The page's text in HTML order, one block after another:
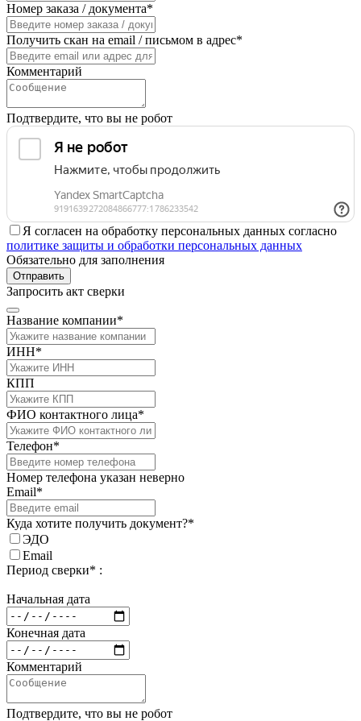
Номер заказа / документа*
Получить скан на email / письмом в адрес*
Комментарий
Подтвердите, что вы не робот
Я согласен на обработку персональных данных согласно
политике защиты и обработки персональных данных
Обязательно для заполнения
Отправить
Запросить акт сверки
Название компании*
ИНН*
КПП
ФИО контактного лица*
Телефон*
Номер телефона указан неверно
Email*
Куда хотите получить документ?*
ЭДО
Email
Период сверки* :
Начальная дата
Конечная дата
Комментарий
Подтвердите, что вы не робот